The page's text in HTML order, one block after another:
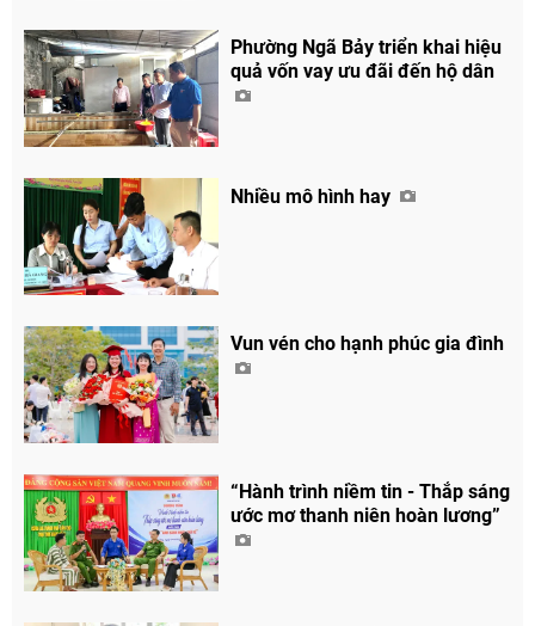
Phường Ngã Bảy triển khai hiệu
quả vốn vay ưu đãi đến hộ dân
Nhiều mô hình hay
Vun vén cho hạnh phúc gia đình
“Hành trình niềm tin - Thắp sáng
ước mơ thanh niên hoàn lương”